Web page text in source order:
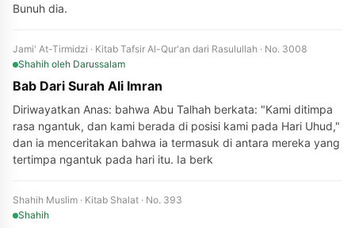
Bunuh dia.
Jami' At-Tirmidzi · Kitab Tafsir Al-Qur'an dari Rasulullah · No. 3008
Shahih oleh Darussalam
Bab Dari Surah Ali Imran
Diriwayatkan Anas: bahwa Abu Talhah berkata: "Kami ditimpa
rasa ngantuk, dan kami berada di posisi kami pada Hari Uhud,"
dan ia menceritakan bahwa ia termasuk di antara mereka yang
tertimpa ngantuk pada hari itu. Ia berk
Shahih Muslim · Kitab Shalat · No. 393
Shahih